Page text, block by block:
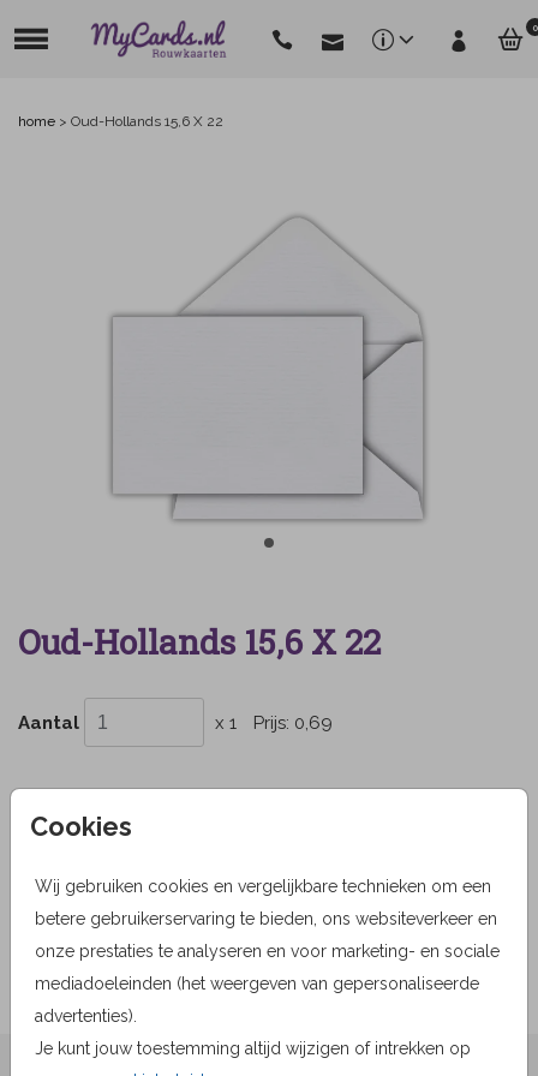
0
Cookies
Wij gebruiken cookies en vergelijkbare technieken om een
betere gebruikerservaring te bieden, ons websiteverkeer en
onze prestaties te analyseren en voor marketing- en sociale
mediadoeleinden (het weergeven van gepersonaliseerde
advertenties).
Je kunt jouw toestemming altijd wijzigen of intrekken op
home > Oud-Hollands 15,6 X 22
Oud-Hollands 15,6 X 22
Aantal x 1 Prijs: 0,69
oud-hollands 15,6 x 22
Prijs: 0,69